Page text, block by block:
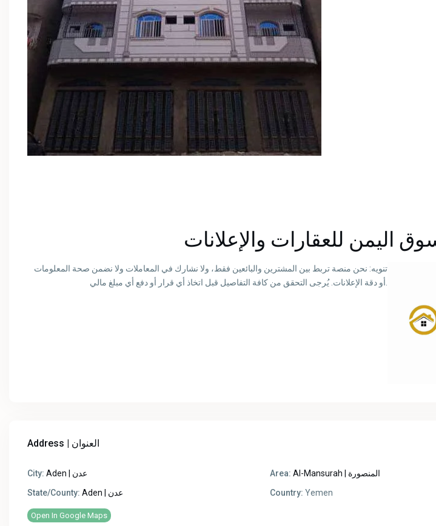
اليمن للعقارات والإعلانات
تنويه: نحن منصة تربط بين المشترين والبائعين فقط، ولا نشارك في المعاملات ولا نضمن صحة المعلومات
Address | العنوان
City: Aden | عدن Area:
Al-Mansurah | المنصورة
State/County:
Aden | عدن Country: Yemen
Open In Google Maps